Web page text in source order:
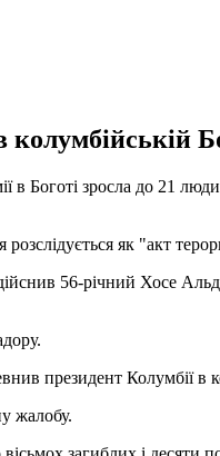
в Боготі зросла до
як "акт
56-річний Хосе
президент Колумбії в
жалобу.